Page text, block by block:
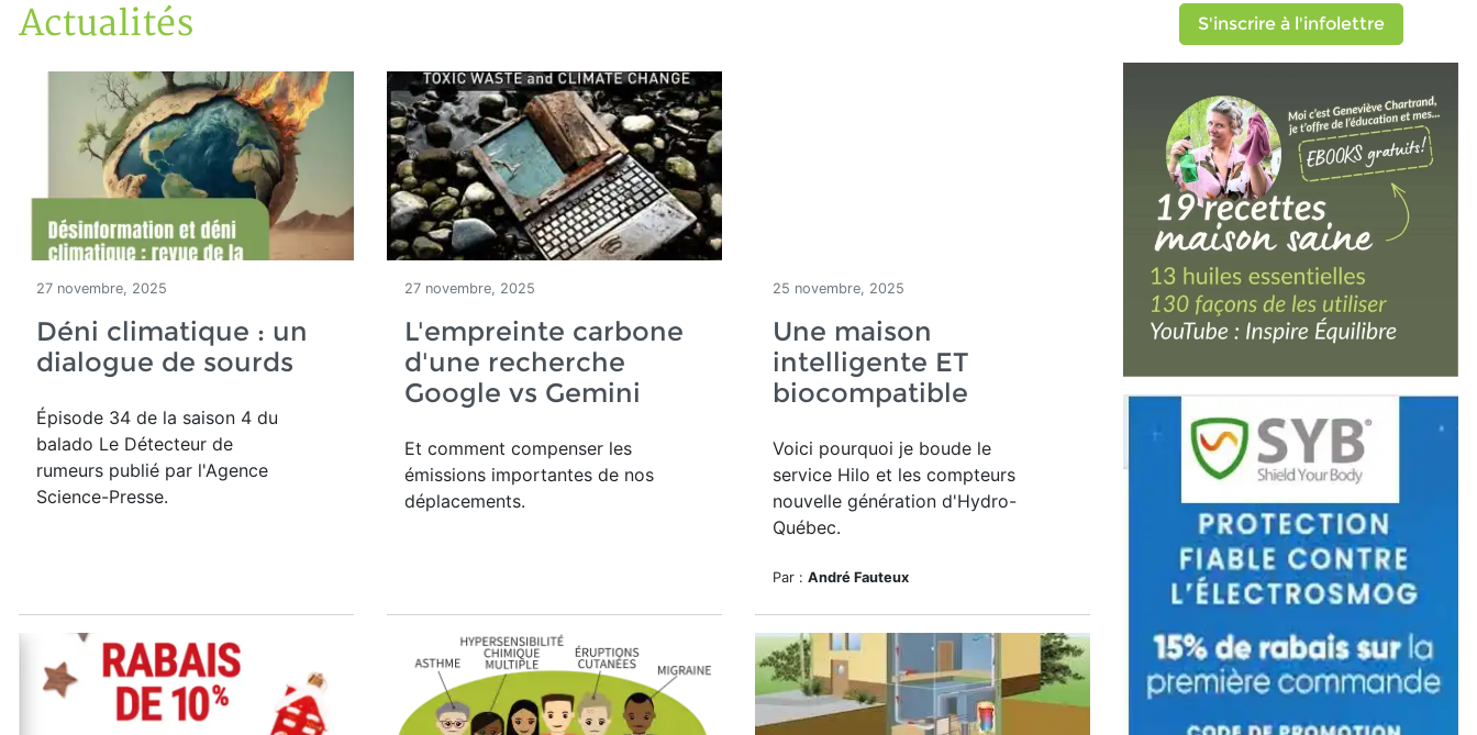
Accueil
Articles
Actualités
Actualités
27 novembre, 2025
Déni climatique : un
dialogue de sourds
Épisode 34 de la saison 4 du
balado Le Détecteur de
rumeurs publié par l'Agence
Science-Presse.
27 novembre, 2025
L'empreinte carbone
d'une recherche
Google vs Gemini
Et comment compenser les
émissions importantes de nos
déplacements.
25 novembre, 2025
Une maison
intelligente ET
biocompatible
Voici pourquoi je boude le
service Hilo et les compteurs
nouvelle génération d'Hydro-
Québec.
Par : André Fauteux
S'inscrire à l'infolettre